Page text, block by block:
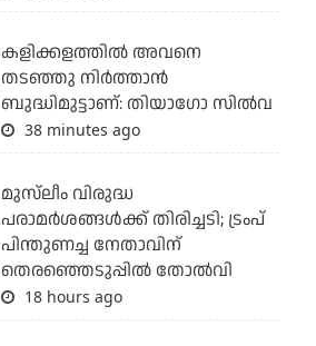
കളിക്കളത്തില്‍ അവനെ
തടഞ്ഞു നിര്‍ത്താന്‍
ബുദ്ധിമുട്ടാണ്: തിയാഗോ സില്‍വ
38 minutes ago
മുസ്‌ലീം വിരുദ്ധ
പരാമര്‍ശങ്ങള്‍ക്ക് തിരിച്ചടി; ട്രംപ്
പിന്തുണച്ച നേതാവിന്
തെരഞ്ഞെടുപ്പില്‍ തോല്‍വി
18 hours ago